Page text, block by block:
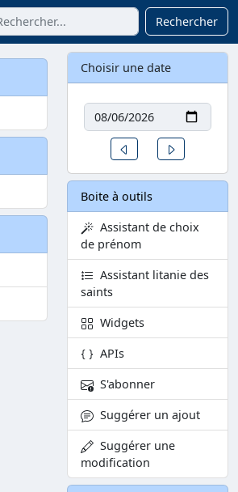
Rechercher
Choisir une date
Date
Un jour avant
Boite à outils
Assistant de choix
de prénom
Assistant litanie des
saints
Widgets
APIs
S'abonner
Suggérer un ajout
Suggérer une
modification